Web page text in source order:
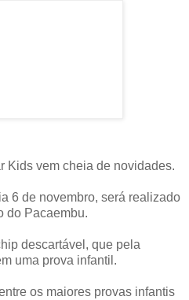
Kids vem cheia de novidades.
6 de novembro, será realizado
do Pacaembu.
descartável, que pela
uma prova infantil.
os maiores provas infantis